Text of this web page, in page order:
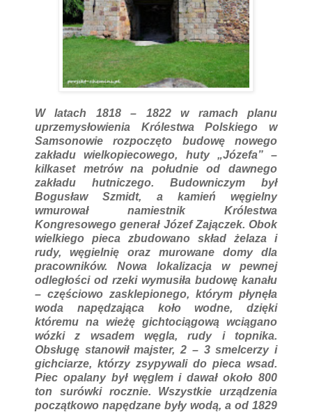
W latach 1818 – 1822 w ramach planu
uprzemysłowienia Królestwa Polskiego w
Samsonowie rozpoczęto budowę nowego
zakładu wielkopiecowego, huty „Józefa” –
kilkaset metrów na południe od dawnego
zakładu hutniczego. Budowniczym był
Bogusław Szmidt, a kamień węgielny
wmurował namiestnik Królestwa
Kongresowego generał Józef Zajączek. Obok
wielkiego pieca zbudowano skład żelaza i
rudy, węgielnię oraz murowane domy dla
pracowników. Nowa lokalizacja w pewnej
odległości od rzeki wymusiła budowę kanału
– częściowo zasklepionego, którym płynęła
woda napędzająca koło wodne, dzięki
któremu na wieżę gichtociągową wciągano
wózki z wsadem węgla, rudy i topnika.
Obsługę stanowił majster, 2 – 3 smelcerzy i
gichciarze, którzy zsypywali do pieca wsad.
Piec opalany był węglem i dawał około 800
ton surówki rocznie. Wszystkie urządzenia
początkowo napędzane były wodą, a od 1829